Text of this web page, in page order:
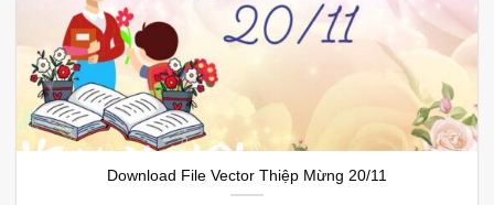
Download File Vector Thiệp Mừng 20/11